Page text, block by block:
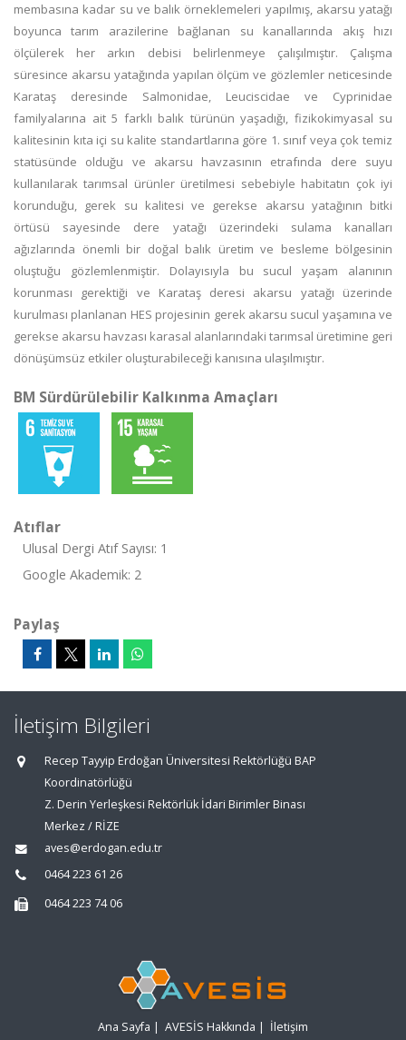
membasına kadar su ve balık örneklemeleri yapılmış, akarsu yatağı
boyunca tarım arazilerine bağlanan su kanallarında akış hızı
ölçülerek her arkın debisi belirlenmeye çalışılmıştır. Çalışma
süresince akarsu yatağında yapılan ölçüm ve gözlemler neticesinde
Karataş deresinde Salmonidae, Leuciscidae ve Cyprinidae
familyalarına ait 5 farklı balık türünün yaşadığı, fizikokimyasal su
kalitesinin kıta içi su kalite standartlarına göre 1. sınıf veya çok temiz
statüsünde olduğu ve akarsu havzasının etrafında dere suyu
kullanılarak tarımsal ürünler üretilmesi sebebiyle habitatın çok iyi
korunduğu, gerek su kalitesi ve gerekse akarsu yatağının bitki
örtüsü sayesinde dere yatağı üzerindeki sulama kanalları
ağızlarında önemli bir doğal balık üretim ve besleme bölgesinin
oluştuğu gözlemlenmiştir. Dolayısıyla bu sucul yaşam alanının
korunması gerektiği ve Karataş deresi akarsu yatağı üzerinde
kurulması planlanan HES projesinin gerek akarsu sucul yaşamına ve
gerekse akarsu havzası karasal alanlarındaki tarımsal üretimine geri
dönüşümsüz etkiler oluşturabileceği kanısına ulaşılmıştır.
BM Sürdürülebilir Kalkınma Amaçları
Atıflar
Ulusal Dergi Atıf Sayısı: 1
Google Akademik: 2
Paylaş
İletişim Bilgileri
Recep Tayyip Erdoğan Üniversitesi Rektörlüğü BAP
Koordinatörlüğü
Z. Derin Yerleşkesi Rektörlük İdari Birimler Binası
Merkez / RİZE
aves@erdogan.edu.tr
0464 223 61 26
0464 223 74 06
Ana Sayfa | AVESİS Hakkında | İletişim